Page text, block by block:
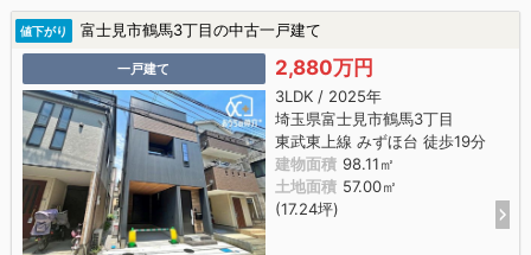
値下がり 富士見市鶴馬3丁目の中古一戸建て
一戸建て 2,880万円
3LDK / 2025年
埼玉県富士見市鶴馬3丁目
東武東上線 みずほ台 徒歩19分
建物面積 98.11㎡
土地面積 57.00㎡
(17.24坪)